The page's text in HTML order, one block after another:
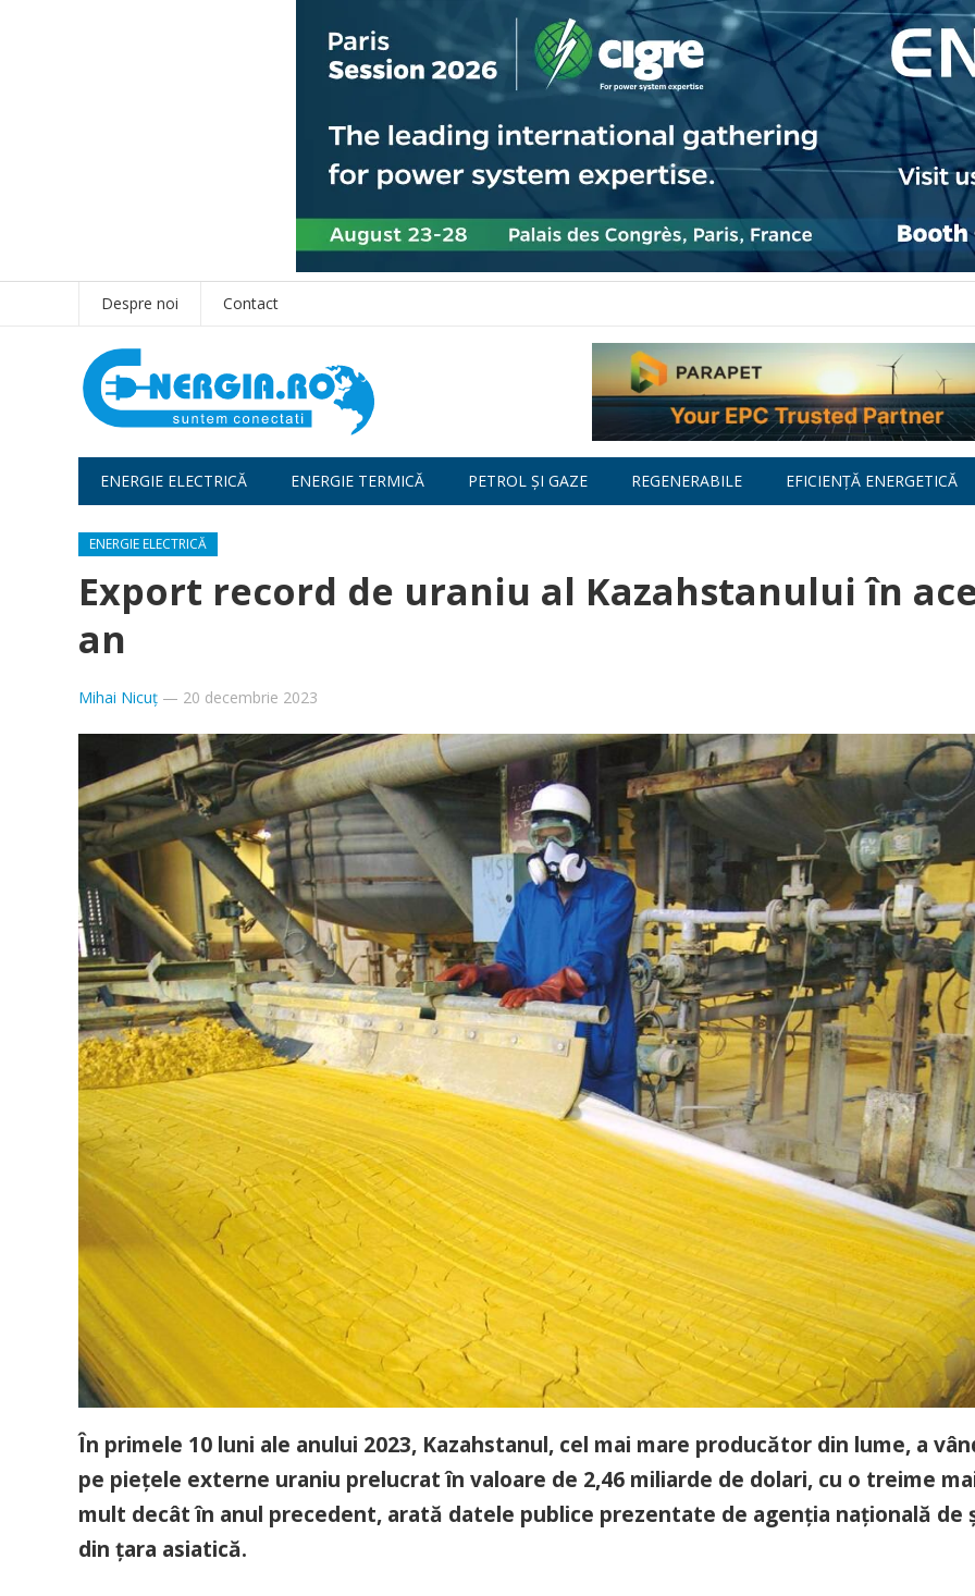
Despre noi Contact
ENERGIE ELECTRICĂ ENERGIE TERMICĂ PETROL ȘI GAZE REGENERABILE EFICIENȚĂ ENERGETICĂ
ENERGIE ELECTRICĂ
Export record de uraniu al Kazahstanului în
an
Mihai Nicuț — 20 decembrie 2023
În primele 10 luni ale anului 2023, Kazahstanul, cel mai mare producător din lume, a
pe piețele externe uraniu prelucrat în valoare de 2,46 miliarde de dolari, cu o treime
mult decât în anul precedent, arată datele publice prezentate de agenția națională de
din țara asiatică.